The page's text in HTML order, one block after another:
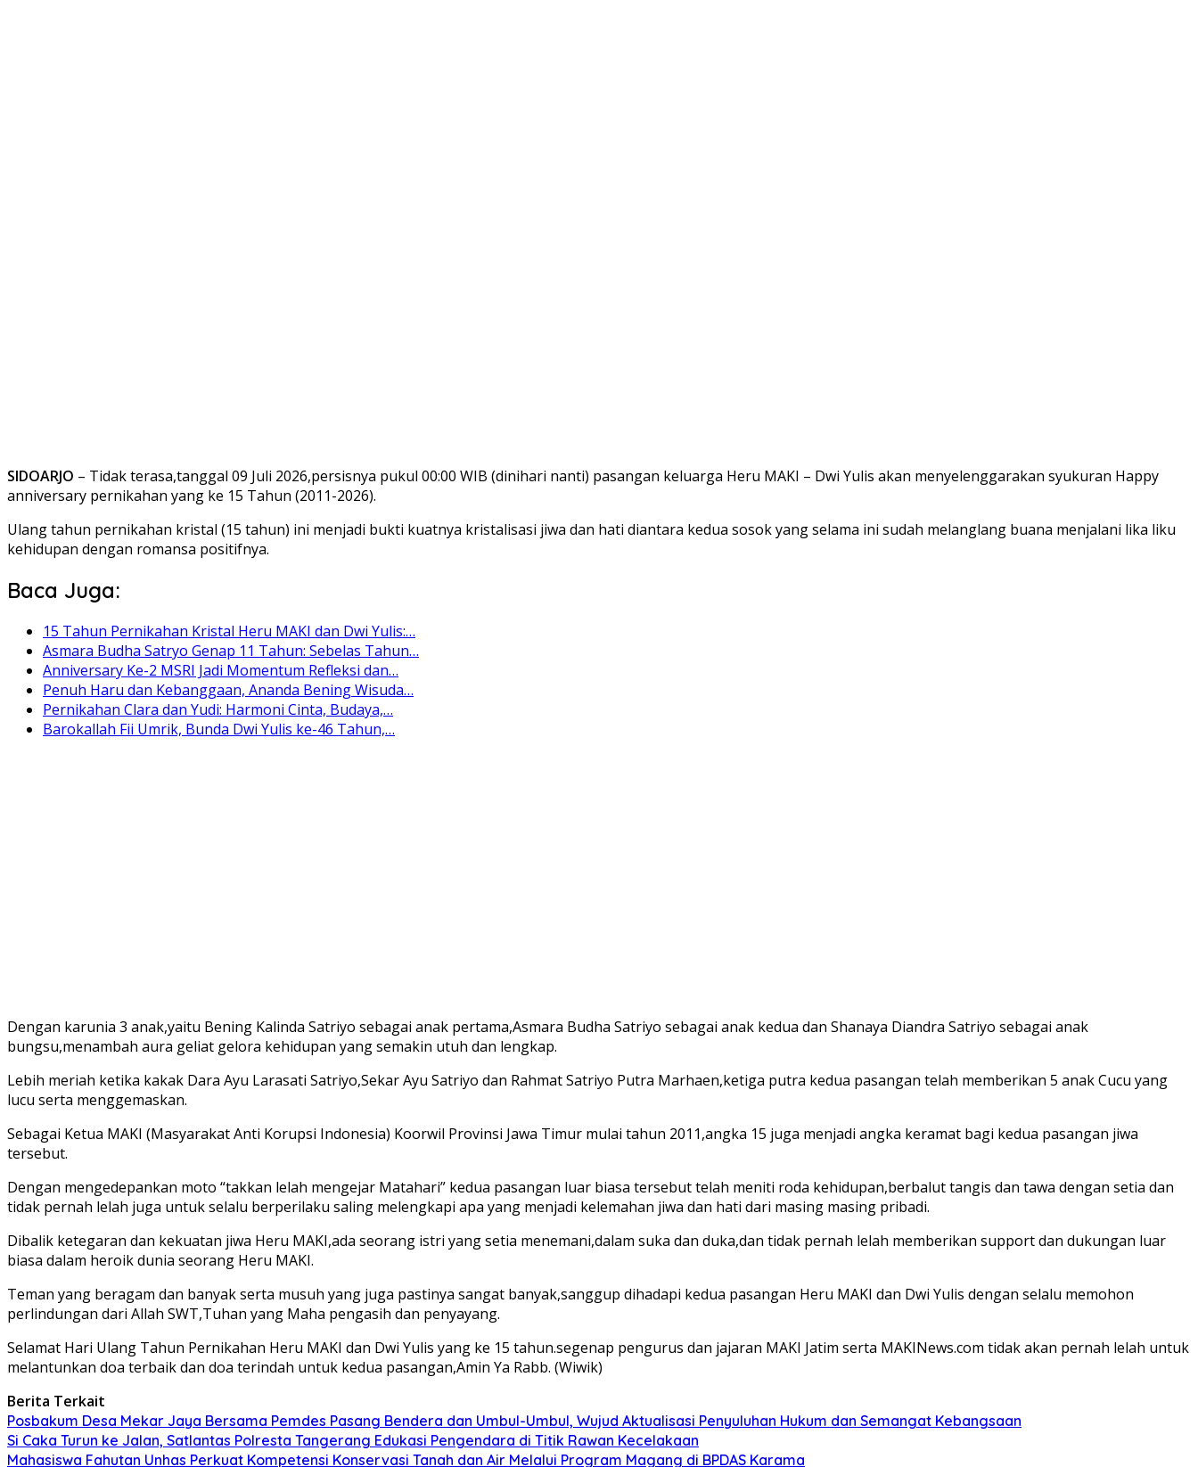
SIDOARJO – Tidak terasa,tanggal 09 Juli 2026,persisnya pukul 00:00 WIB (dinihari nanti) pasangan keluarga Heru MAKI – Dwi Yulis akan menyelenggarakan syukuran Happy
anniversary pernikahan yang ke 15 Tahun (2011-2026).
Ulang tahun pernikahan kristal (15 tahun) ini menjadi bukti kuatnya kristalisasi jiwa dan hati diantara kedua sosok yang selama ini sudah melanglang buana menjalani lika liku
kehidupan dengan romansa positifnya.
Baca Juga:
15 Tahun Pernikahan Kristal Heru MAKI dan Dwi Yulis:…
Asmara Budha Satryo Genap 11 Tahun: Sebelas Tahun…
Anniversary Ke-2 MSRI Jadi Momentum Refleksi dan…
Penuh Haru dan Kebanggaan, Ananda Bening Wisuda…
Pernikahan Clara dan Yudi: Harmoni Cinta, Budaya,…
Barokallah Fii Umrik, Bunda Dwi Yulis ke-46 Tahun,…
Dengan karunia 3 anak,yaitu Bening Kalinda Satriyo sebagai anak pertama,Asmara Budha Satriyo sebagai anak kedua dan Shanaya Diandra Satriyo sebagai anak
bungsu,menambah aura geliat gelora kehidupan yang semakin utuh dan lengkap.
Lebih meriah ketika kakak Dara Ayu Larasati Satriyo,Sekar Ayu Satriyo dan Rahmat Satriyo Putra Marhaen,ketiga putra kedua pasangan telah memberikan 5 anak Cucu yang
lucu serta menggemaskan.
Sebagai Ketua MAKI (Masyarakat Anti Korupsi Indonesia) Koorwil Provinsi Jawa Timur mulai tahun 2011,angka 15 juga menjadi angka keramat bagi kedua pasangan jiwa
tersebut.
Dengan mengedepankan moto “takkan lelah mengejar Matahari” kedua pasangan luar biasa tersebut telah meniti roda kehidupan,berbalut tangis dan tawa dengan setia dan
tidak pernah lelah juga untuk selalu berperilaku saling melengkapi apa yang menjadi kelemahan jiwa dan hati dari masing masing pribadi.
Dibalik ketegaran dan kekuatan jiwa Heru MAKI,ada seorang istri yang setia menemani,dalam suka dan duka,dan tidak pernah lelah memberikan support dan dukungan luar
biasa dalam heroik dunia seorang Heru MAKI.
Teman yang beragam dan banyak serta musuh yang juga pastinya sangat banyak,sanggup dihadapi kedua pasangan Heru MAKI dan Dwi Yulis dengan selalu memohon
perlindungan dari Allah SWT,Tuhan yang Maha pengasih dan penyayang.
Selamat Hari Ulang Tahun Pernikahan Heru MAKI dan Dwi Yulis yang ke 15 tahun.segenap pengurus dan jajaran MAKI Jatim serta MAKINews.com tidak akan pernah lelah untuk
melantunkan doa terbaik dan doa terindah untuk kedua pasangan,Amin Ya Rabb. (Wiwik)
Berita Terkait
Posbakum Desa Mekar Jaya Bersama Pemdes Pasang Bendera dan Umbul-Umbul, Wujud Aktualisasi Penyuluhan Hukum dan Semangat Kebangsaan
Si Caka Turun ke Jalan, Satlantas Polresta Tangerang Edukasi Pengendara di Titik Rawan Kecelakaan
Mahasiswa Fahutan Unhas Perkuat Kompetensi Konservasi Tanah dan Air Melalui Program Magang di BPDAS Karama